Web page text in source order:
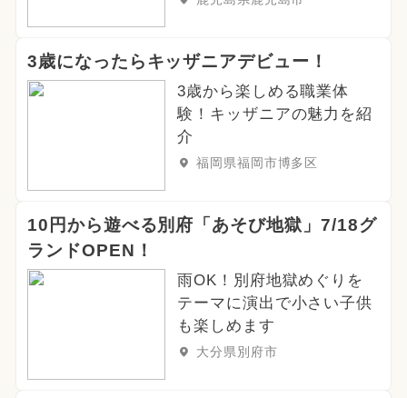
3歳になったらキッザニアデビュー！
3歳から楽しめる職業体
験！キッザニアの魅力を紹
介
福岡県福岡市博多区
10円から遊べる別府「あそび地獄」7/18グ
ランドOPEN！
雨OK！別府地獄めぐりを
テーマに演出で小さい子供
も楽しめます
大分県別府市